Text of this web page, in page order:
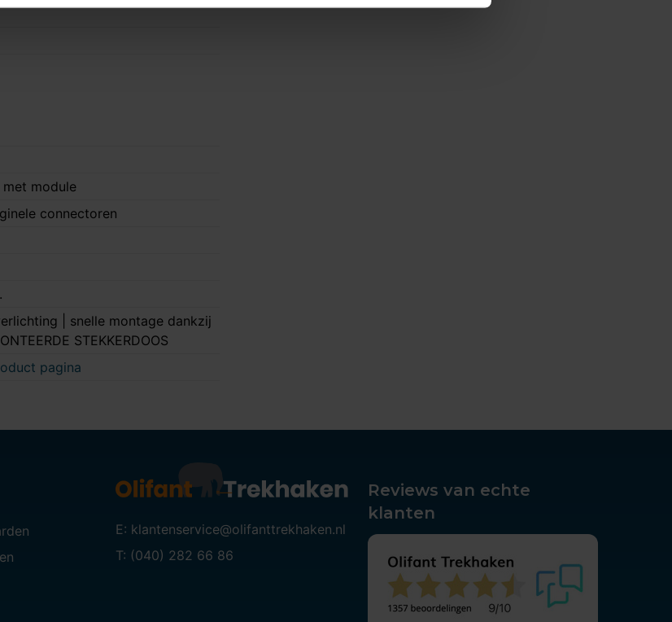
met module
connectoren
| snelle montage dankzij
STEKKERDOOS
pagina
E: klantenservice@olifanttrekhaken.nl
T: (040) 282 66 86
Reviews van echte
klanten